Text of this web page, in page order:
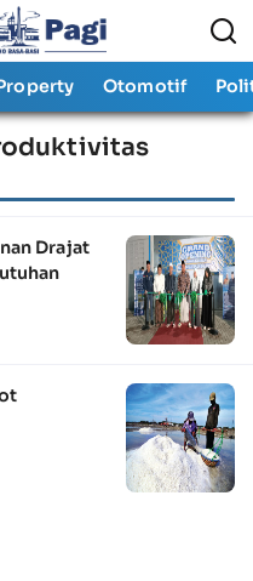
Otomotif
Drajat